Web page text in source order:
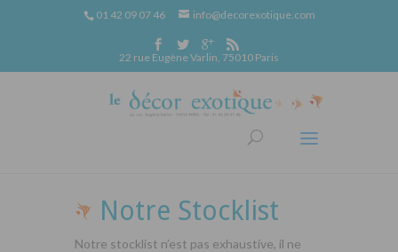
01 42 09 07 46 info@decorexotique.com
22 rue Eugène Varlin, 75010 Paris
Notre Stocklist
Notre stocklist n’est pas exhaustive, il ne